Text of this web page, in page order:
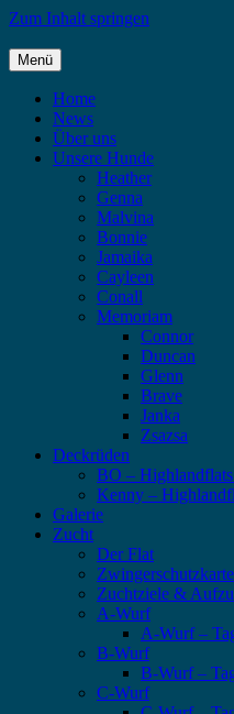
Zum Inhalt springen
Highlandflats – Flat Coated
Menü
Home
News
Über uns
Unsere Hunde
Heather
Genna
Malvina
Bonnie
Jamaika
Cayleen
Conall
Memoriam
Connor
Duncan
Glenn
Brave
Janka
Zsazsa
Deckrüden
BO –
Kenny –
Galerie
Zucht
Der Flat
Zwingerschutzkarte
Zuchtziele &
A-Wurf
A-Wurf –
B-Wurf
B-Wurf –
C-Wurf